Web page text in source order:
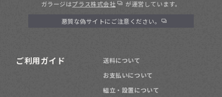
ガラージはプラス株式会社 が運営しています。
悪質な偽サイトにご注意ください。
ご利用ガイド
送料について
お支払いについて
組立・設置について